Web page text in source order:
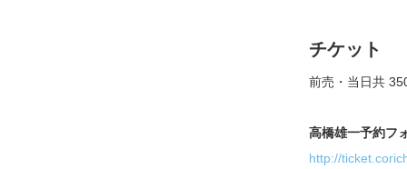
チケット
前売・当日共
高橋雄一予約フ
http://